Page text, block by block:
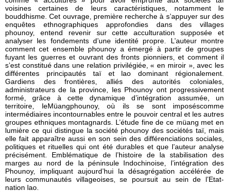
voisines certaines de leurs caractéristiques, notamment le
bouddhisme. Cet ouvrage, première recherche à s’appuyer sur des
enquêtes ethnographiques approfondies dans des villages
phounoy, entend revenir sur cette acculturation supposée et
analyser les fondements d’une identité propre. L’auteur montre
comment cet ensemble phounoy a émergé à partir de groupes
fuyant les guerres et ouvrant des fronts pionniers, et comment il
s’est constitué dans une relation privilégiée, « en miroir », avec les
différentes principautés taï et lao dominant régionalement.
Gardiens des frontières, alliés des autorités coloniales,
administrateurs de la province, les Phounoy ont progressivement
formé, grâce à cette dynamique d’intégration assumée, un
territoire, leMüangphounoy, où ils se sont imposéscomme
intermédiaires incontournables entre le pouvoir central et les autres
groupes ethniques montagnards. L’étude fine de ce müang met en
lumière ce qui distingue la société phounoy des sociétés taï, mais
elle fait apparaître aussi en son sein des différenciations sociales,
politiques et rituelles qui ont été durables et que l’auteur analyse
précisément. Emblématique de l’histoire de la stabilisation des
marges au nord de la péninsule Indochinoise, l’intégration des
Phounoy, impliquant aujourd’hui la désagrégation accélérée de
leurs communautés villageoises, se poursuit au sein de l’Etat-
nation lao.